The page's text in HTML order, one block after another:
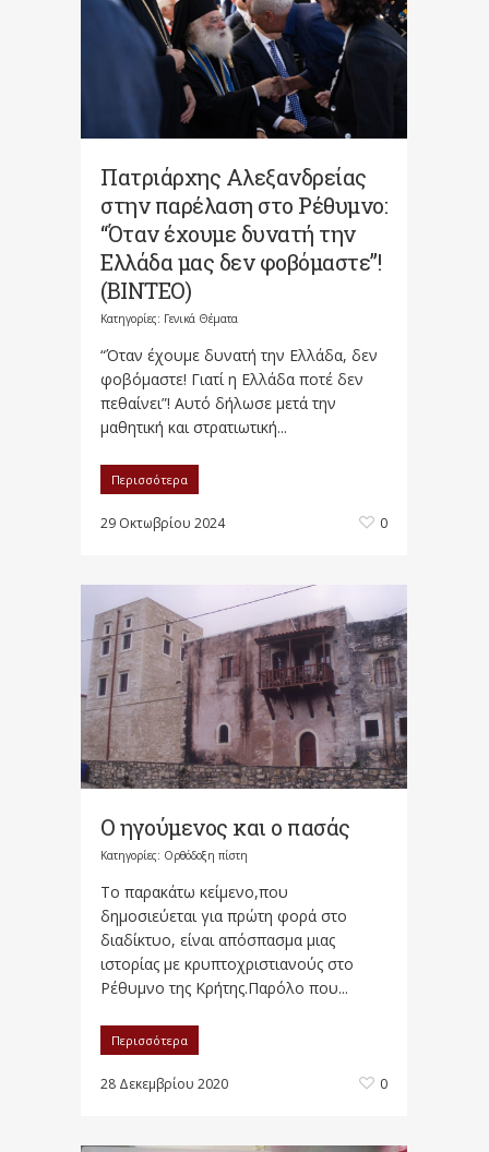
Πατριάρχης Αλεξανδρείας
στην παρέλαση στο Ρέθυμνο:
“Όταν έχουμε δυνατή την
Ελλάδα μας δεν φοβόμαστε”!
(ΒΙΝΤΕΟ)
Κατηγορίες: Γενικά Θέματα
“Όταν έχουμε δυνατή την Ελλάδα, δεν
φοβόμαστε! Γιατί η Ελλάδα ποτέ δεν
πεθαίνει”! Αυτό δήλωσε μετά την
μαθητική και στρατιωτική...
Περισσότερα
29 Οκτωβρίου 2024 0
Ο ηγούμενος και ο πασάς
Κατηγορίες: Ορθόδοξη πίστη
Το παρακάτω κείμενο,που
δημοσιεύεται για πρώτη φορά στο
διαδίκτυο, είναι απόσπασμα μιας
ιστορίας με κρυπτοχριστιανούς στο
Ρέθυμνο της Κρήτης.Παρόλο που...
Περισσότερα
28 Δεκεμβρίου 2020 0